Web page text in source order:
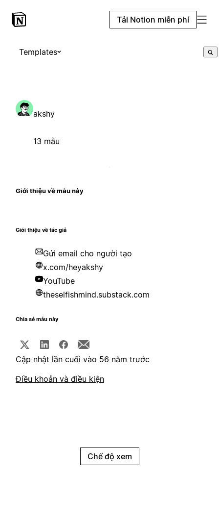
Tải Notion miễn phí
Templates
akshy
13 mẫu
Giới thiệu về mẫu này
Giới thiệu về tác giả
Gửi email cho người tạo
x.com/heyakshy
YouTube
theselfishmind.substack.com
Chia sẻ mẫu này
Cập nhật lần cuối vào 56 năm trước
Điều khoản và điều kiện
Chế độ xem